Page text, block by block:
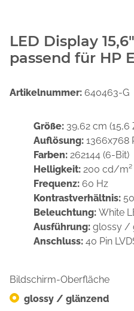
LED Display
passend für HP
Artikelnummer: 640463-G
Größe: 39,62 cm (15,6
Auflösung: 1366x768
Farben: 262144 (6-Bit)
Helligkeit: 200 cd/m²
Frequenz: 60 Hz
Kontrastverhältnis:
Beleuchtung: White
Ausführung: glossy /
Anschluss: 40 Pin
Bildschirm-Oberfläche
glossy / glänzend